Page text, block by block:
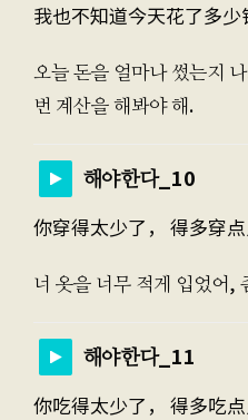
我也不知道今天花了多少
오늘 돈을 얼마나 썼는지
번 계산을 해봐야 해.
해야한다_10
你穿得太少了， 得多穿点
너 옷을 너무 적게 입었어,
해야한다_11
你吃得太少了， 得多吃点